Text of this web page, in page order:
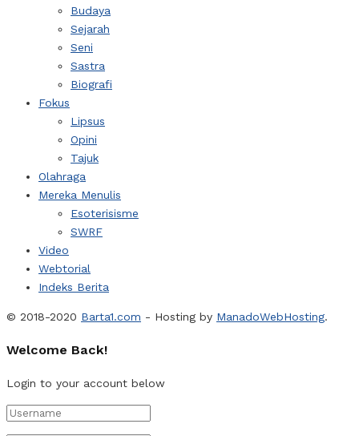
Budaya
Sejarah
Seni
Sastra
Biografi
Fokus
Lipsus
Opini
Tajuk
Olahraga
Mereka Menulis
Esoterisisme
SWRF
Video
Webtorial
Indeks Berita
© 2018-2020 Barta1.com - Hosting by ManadoWebHosting.
Welcome Back!
Login to your account below